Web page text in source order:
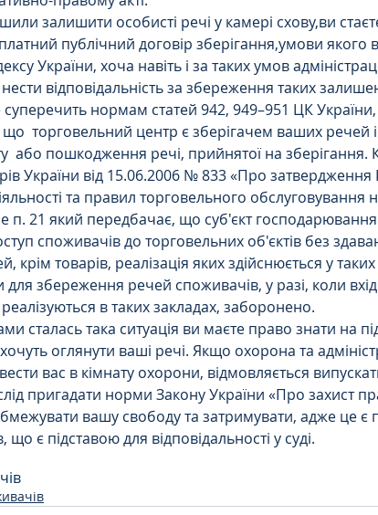
залишити особисті речі у камері схову,ви
публічний договір зберігання,умови
України, хоча навіть і за таких умов
відповідальність за збереження таких
нормам статей 942, 949–951 ЦК України,
торговельний центр є зберігачем ваших речей
або пошкодження речі, прийнятої на зберігання.
України від 15.06.2006 № 833 «Про
та правил торговельного
п. 21 який передбачає, що суб'єкт
споживачів до торговельних об'єктів без
крім товарів, реалізація яких здійснюється у
для збереження речей споживачів, у разі, коли
в таких закладах, заборонено.
сталась така ситуація ви маєте право знати на
оглянути ваші речі. Якщо охорона та
вас в кімнату охорони, відмовляється
пригадати норми Закону України «Про захист
вашу свободу та затримувати, адже це
є підставою для відповідальності у суді.